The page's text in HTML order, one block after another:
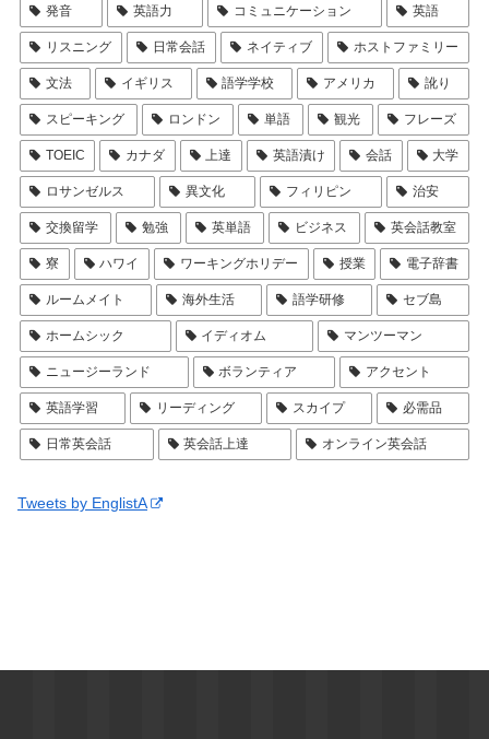
発音 英語力 コミュニケーション 英語
リスニング 日常会話 ネイティブ ホストファミリー
文法 イギリス 語学学校 アメリカ 訛り
スピーキング ロンドン 単語 観光 フレーズ
TOEIC カナダ 上達 英語漬け 会話 大学
ロサンゼルス 異文化 フィリピン 治安
交換留学 勉強 英単語 ビジネス 英会話教室
寮 ハワイ ワーキングホリデー 授業 電子辞書
ルームメイト 海外生活 語学研修 セブ島
ホームシック イディオム マンツーマン
ニュージーランド ボランティア アクセント
英語学習 リーディング スカイプ 必需品
日常英会話 英会話上達 オンライン英会話
Tweets by EnglistA